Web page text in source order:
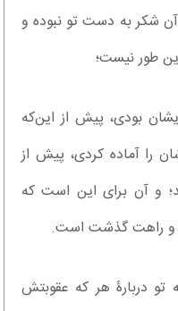
شکر به دست تو نبوده و
طور نیست؛
بودی، پیش از این‌که
را آماده کردی، پیش از
و آن برای این است که
و راهت گذشت است.
تو دربارۀ هر که عقوبتش